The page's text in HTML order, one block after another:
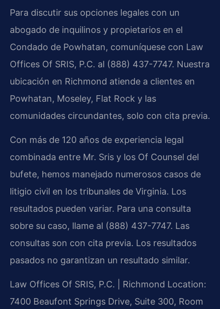
Para discutir sus opciones legales con un
abogado de inquilinos y propietarios en el
Condado de Powhatan, comuníquese con Law
Offices Of SRIS, P.C. al (888) 437-7747. Nuestra
ubicación en Richmond atiende a clientes en
Powhatan, Moseley, Flat Rock y las
comunidades circundantes, solo con cita previa.
Con más de 120 años de experiencia legal
combinada entre Mr. Sris y los Of Counsel del
bufete, hemos manejado numerosos casos de
litigio civil en los tribunales de Virginia. Los
resultados pueden variar. Para una consulta
sobre su caso, llame al (888) 437-7747. Las
consultas son con cita previa. Los resultados
pasados no garantizan un resultado similar.
Law Offices Of SRIS, P.C. Richmond Location:
7400 Beaufont Springs Drive, Suite 300, Room